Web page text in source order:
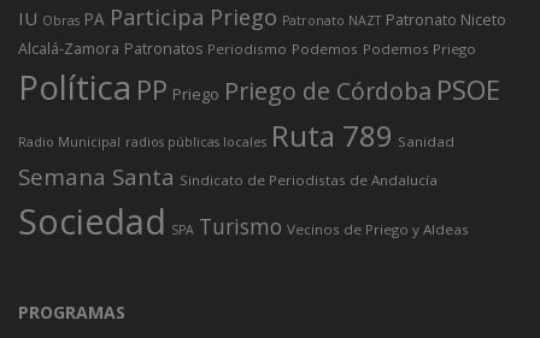
IU Obras PA Participa Priego Patronato NAZT Patronato Niceto
Alcalá-Zamora Patronatos Periodismo Podemos Podemos Priego
Política PP Priego Priego de Córdoba PSOE
Radio Municipal radios públicas locales Ruta 789 Sanidad
Semana Santa Sindicato de Periodistas de Andalucía
Sociedad SPA Turismo Vecinos de Priego y Aldeas
PROGRAMAS